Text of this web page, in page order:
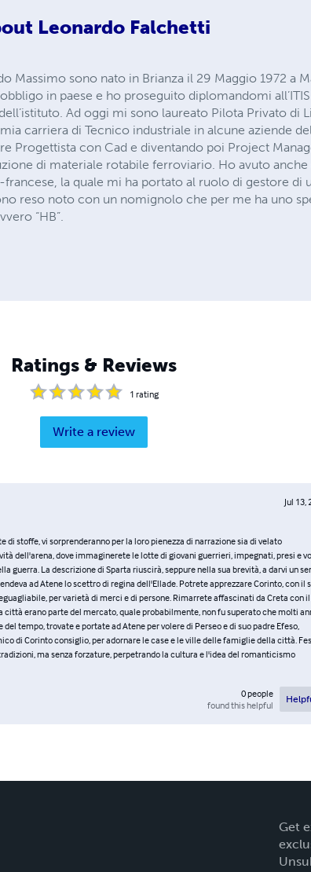
Leonardo Falchetti
Massimo sono nato in Brianza il 29 Maggio 1972 a
in paese e ho proseguito diplomandomi all’ITIS
Ad oggi mi sono laureato Pilota Privato di
carriera di Tecnico industriale in alcune aziende
Progettista con Cad e diventando poi Project
di materiale rotabile ferroviario. Ho avuto anche
la quale mi ha portato al ruolo di gestore di
reso noto con un nomignolo che per me ha uno
“HB”.
Ratings & Reviews
1 rating
Write a review
Jul 13,
di stoffe, vi sorprenderanno per la loro pienezza di narrazione sia di velato
dell'arena, dove immaginerete le lotte di giovani guerrieri, impegnati, presi e
guerra. La descrizione di Sparta riuscirà, seppure nella sua brevità, a darvi un
ad Atene lo scettro di regina dell'Ellade. Potrete apprezzare Corinto, con il
per varietà di merci e di persone. Rimarrete affascinati da Creta con
città erano parte del mercato, quale probabilmente, non fu superato che molti
tempo, trovate e portate ad Atene per volere di Perseo e di suo padre Efeso,
di Corinto consiglio, per adornare le case e le ville delle famiglie della città.
ma senza forzature, perpetrando la cultura e l'idea del romanticismo
0people
found this helpful
Get